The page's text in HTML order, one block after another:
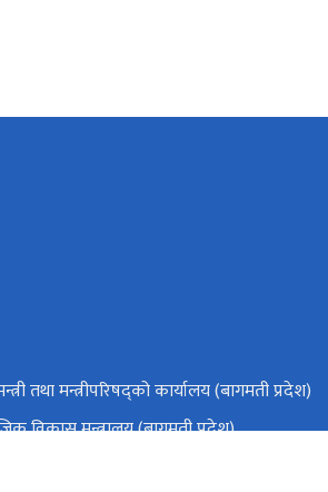
तथा मन्त्रीपरिषद्को कार्यालय (बागमती प्रदेश)
विकास मन्त्रालय (बागमती प्रदेश)